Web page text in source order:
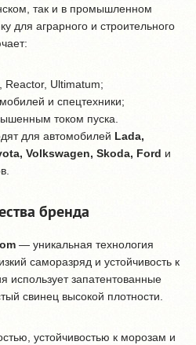
так и в промышленном
для аграрного и строительного
Reactor, Ultimatum;
и спецтехники;
током пуска.
для автомобилей Lada,
Volkswagen, Skoda, Ford и
бренда
— уникальная технология
саморазряд и устойчивость к
использует запатентованные
свинец высокой плотности.
устойчивостью к морозам и